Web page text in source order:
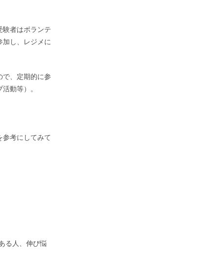
験者はボランテ
加し、レジメに
で、定期的に参
動等）。
考にしてみて
る人、伸び悩